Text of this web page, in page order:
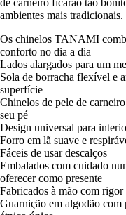
ambientes mais tradicionais.
Os chinelos TANAMI
conforto no dia a dia
Lados alargados para um
Sola de borracha flexível e
superfície
Chinelos de pele de
seu pé
Design universal para
Forro em lã suave e
Fáceis de usar descalços
Embalados com cuidado
oferecer como presente
Fabricados à mão com rigor
Guarnição em algodão com